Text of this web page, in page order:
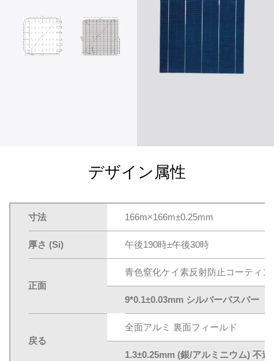
デザイン属性
寸法 166m×166m±0.25mm
厚さ (Si) 午後190時±午後30時
正面
青色窒化ケイ素反射防止コーティン
9*0.1±0.03mm シルバーバスバー
戻る
全面アルミ 裏面フィールド
1.3±0.25mm (銀/アルミニウム) 不